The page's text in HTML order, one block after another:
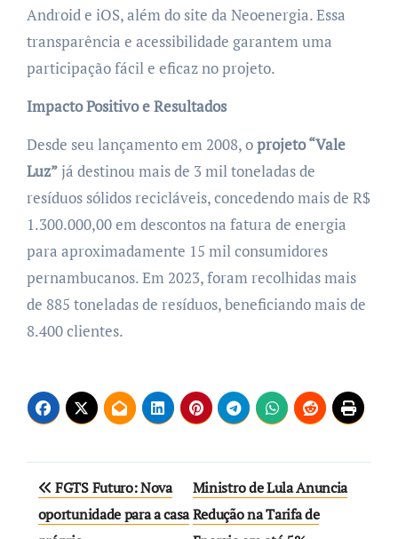
Android e iOS, além do site da Neoenergia. Essa
transparência e acessibilidade garantem uma
participação fácil e eficaz no projeto.
Impacto Positivo e Resultados
Desde seu lançamento em 2008, oprojeto “Vale
Luz”já destinou mais de 3 mil toneladas de
resíduos sólidos recicláveis, concedendo mais de R$
1.300.000,00 em descontos na fatura de energia
para aproximadamente 15 mil consumidores
pernambucanos. Em 2023, foram recolhidas mais
de 885 toneladas de resíduos, beneficiando mais de
8.400 clientes.
Navegação
de
FGTS Futuro: Nova
oportunidade para a casa
Ministro de Lula Anuncia
Redução na Tarifa de